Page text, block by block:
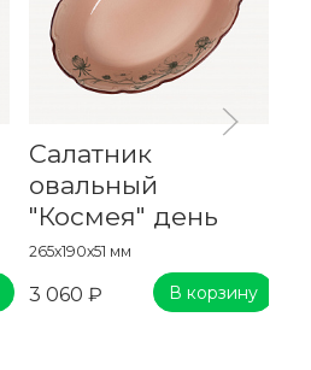
Салатник
овальный
"Космея" день
265х190х51 мм
3 060 ₽ В корзину